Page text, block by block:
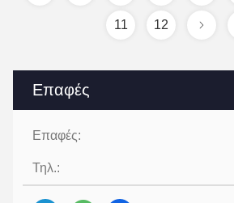
Επαφές
Επαφές:
Τηλ.:
11 12